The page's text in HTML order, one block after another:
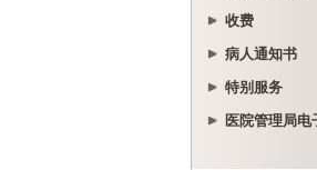
收费
病人通知书
特别服务
医院管理局电